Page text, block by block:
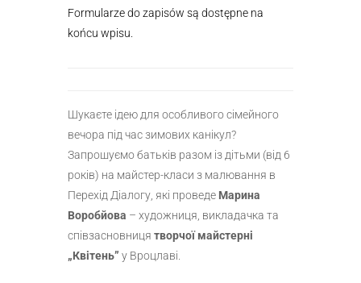
Formularze do zapisów są dostępne na
końcu wpisu.
Шукаєте ідею для особливого сімейного
вечора під час зимових канікул?
Запрошуємо батьків разом із дітьми (від 6
років) на майстер-класи з малювання в
Перехід Діалогу, які проведе Марина
Воробйова – художниця, викладачка та
співзасновниця творчої майстерні
„Квітень” у Вроцлаві.